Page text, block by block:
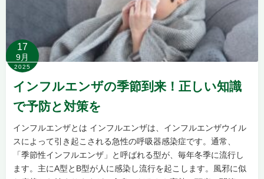
17
9月
2025
インフルエンザの季節到来！正しい知識
で予防と対策を
インフルエンザとは インフルエンザは、インフルエンザウイル
スによって引き起こされる急性の呼吸器感染症です。通常、
「季節性インフルエンザ」と呼ばれる型が、毎年冬季に流行し
ます。主にA型とB型が人に感染し流行を起こします。風邪に似